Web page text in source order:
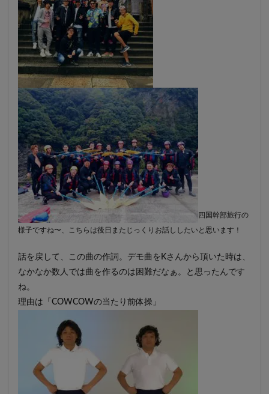
四国幹部旅行の
様子ですね〜、こちらは後日またじっくりお話ししたいと思います！
話を戻して、この曲の作詞。デモ曲をKさんから頂いた時は、
なかなか数人では曲を作るのは困難だなぁ。と思ったんです
ね。
理由は「COWCOWの当たり前体操」